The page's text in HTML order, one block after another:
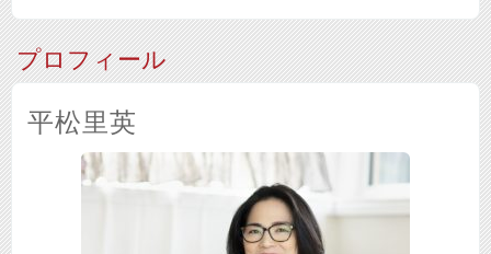
プロフィール
平松里英